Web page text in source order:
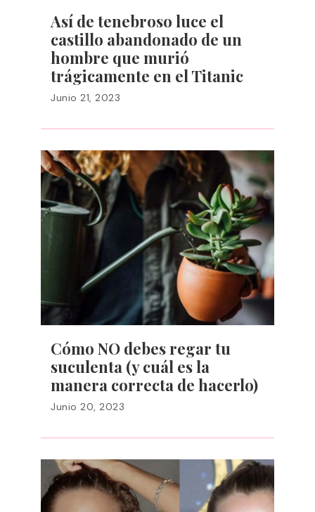
Así de tenebroso luce el
castillo abandonado de un
hombre que murió
trágicamente en el Titanic
Junio 21, 2023
Cómo NO debes regar tu
suculenta (y cuál es la
manera correcta de hacerlo)
Junio 20, 2023